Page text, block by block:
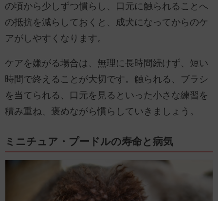
の頃から少しずつ慣らし、口元に触られることへ
の抵抗を減らしておくと、成犬になってからのケ
アがしやすくなります。
ケアを嫌がる場合は、無理に長時間続けず、短い
時間で終えることが大切です。触られる、ブラシ
を当てられる、口元を見るといった小さな練習を
積み重ね、褒めながら慣らしていきましょう。
ミニチュア・プードルの寿命と病気